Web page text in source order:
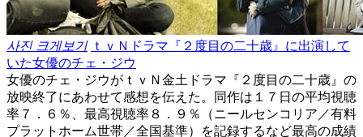
사진 크게보기 ｔｖＮドラマ『２度目の二十歳』に出演して
いた女優のチェ・ジウ
女優のチェ・ジウがｔｖＮ金土ドラマ『２度目の二十歳』の
放映終了にあわせて感想を伝えた。同作は１７日の平均視聴
率７．６％、最高視聴率８．９％（ニールセンコリア／有料
プラットホーム世帯／全国基準）を記録するなど最高の成績